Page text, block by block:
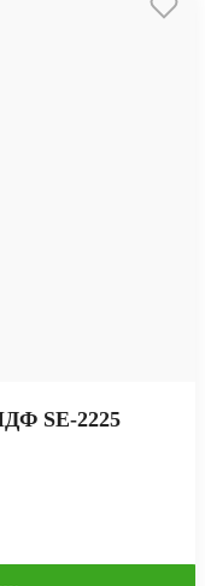
SE-2225